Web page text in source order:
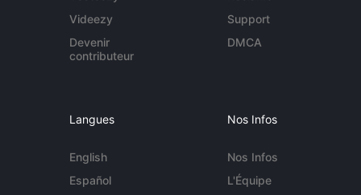
Videezy
Devenir
contributeur
Support
DMCA
Langues
English
Español
Nos Infos
Nos Infos
L'Équipe